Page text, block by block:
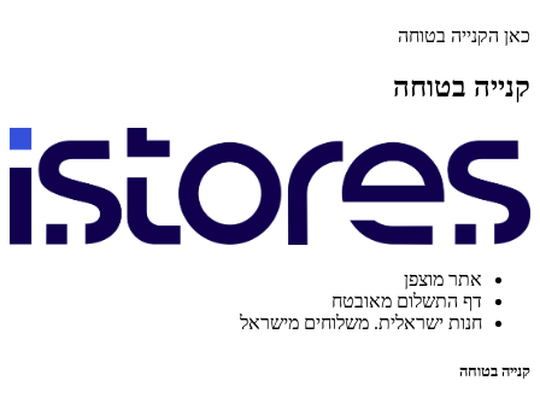
כאן הקנייה בטוחה
קנייה בטוחה
אתר מוצפן
דף התשלום מאובטח
חנות ישראלית. משלוחים מישראל
קנייה בטוחה